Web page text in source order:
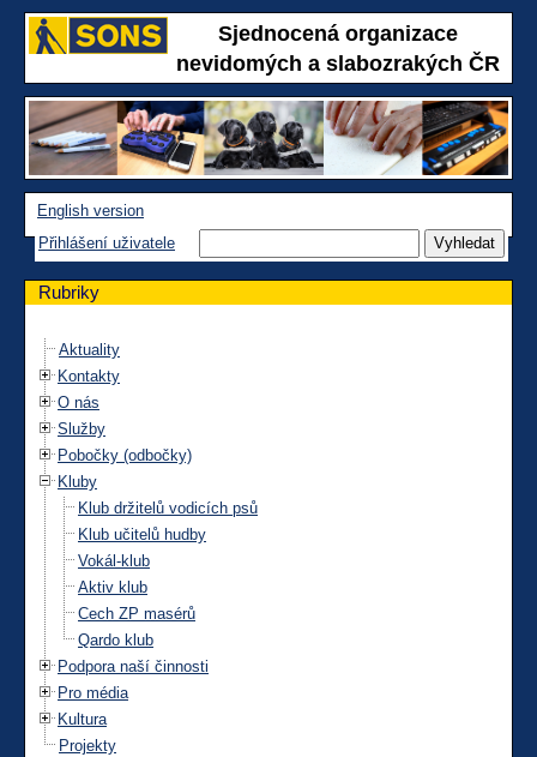
Sjednocená organizace
nevidomých a slabozrakých ČR
English version
Přihlášení uživatele
Rubriky
Aktuality
Kontakty
O nás
Služby
Pobočky (odbočky)
Kluby
Klub držitelů vodicích psů
Klub učitelů hudby
Vokál-klub
Aktiv klub
Cech ZP masérů
Qardo klub
Podpora naší činnosti
Pro média
Kultura
Projekty